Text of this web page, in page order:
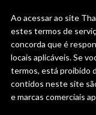
Ao acessar ao site
estes termos de
concorda que é
locais aplicáveis. Se
termos, está proibido
contidos neste site
e marcas comerciais